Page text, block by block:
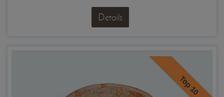
Details
Top 10